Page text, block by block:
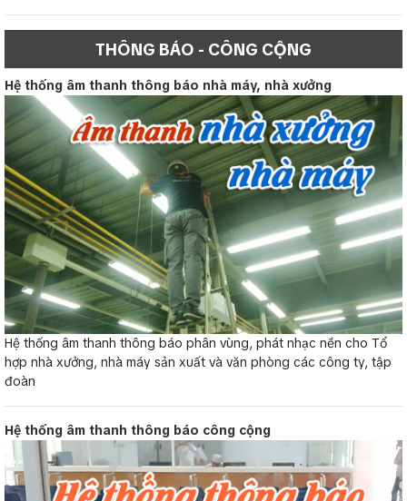
THÔNG BÁO - CÔNG CỘNG
Hệ thống âm thanh thông báo nhà máy, nhà xưởng
Hệ thống âm thanh thông báo phân vùng, phát nhạc nền cho Tổ
hợp nhà xưởng, nhà máy sản xuất và văn phòng các công ty, tập
đoàn
Hệ thống âm thanh thông báo công cộng